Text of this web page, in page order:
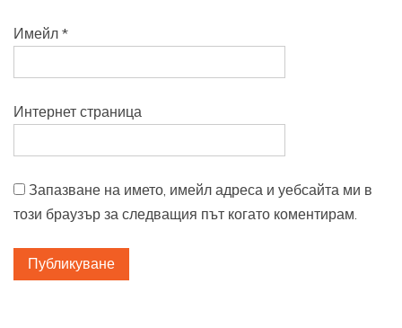
Имейл *
Интернет страница
Запазване на името, имейл адреса и уебсайта ми в
този браузър за следващия път когато коментирам.